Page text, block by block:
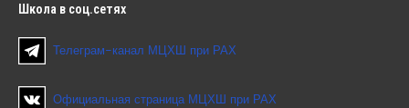
Школа в соц.сетях
Телеграм-канал МЦХШ при РАХ
Официальная страница МЦХШ при РАХ